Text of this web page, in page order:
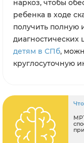
наркоз, чтобы
ребенка в ходе
получить полную
диагностических
детям в СПб,
круглосуточную